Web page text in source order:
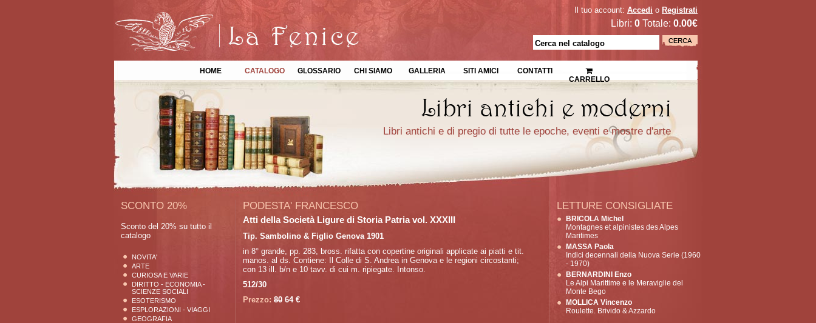
Il tuo account: Accedi o Registrati
Libri: 0 Totale: 0.00€
HOME CATALOGO GLOSSARIO CHI SIAMO GALLERIA SITI AMICI
CONTATTI
CARRELLO
Libri antichi e di pregio di tutte le epoche, eventi e mostre d'arte
SCONTO 20%
Sconto del 20% su tutto il
catalogo
NOVITA'
ARTE
CURIOSA E VARIE
DIRITTO - ECONOMIA -
SCIENZE SOCIALI
ESOTERISMO
ESPLORAZIONI - VIAGGI
GEOGRAFIA
PODESTA' FRANCESCO
Atti della Società Ligure di Storia Patria vol. XXXIII
Tip. Sambolino & Figlio Genova 1901
in 8° grande, pp. 283, bross. rifatta con copertine originali applicate ai piatti e tit.
manos. al ds. Contiene: Il Colle di S. Andrea in Genova e le regioni circostanti;
con 13 ill. b/n e 10 tavv. di cui m. ripiegate. Intonso.
512/30
Prezzo: 80 64 €
LETTURE CONSIGLIATE
BRICOLA Michel
Montagnes et alpinistes des Alpes
Maritimes
MASSA Paola
Indici decennali della Nuova Serie (1960
- 1970)
BERNARDINI Enzo
Le Alpi Marittime e le Meraviglie del
Monte Bego
MOLLICA Vincenzo
Roulette. Brivido & Azzardo